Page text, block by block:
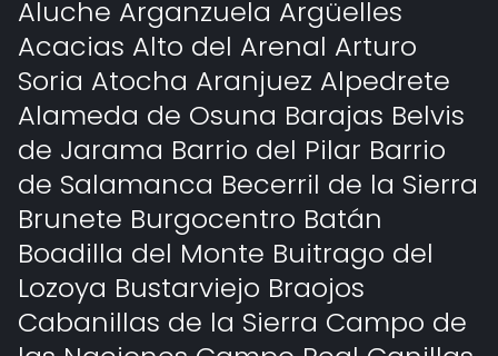
Aluche Arganzuela Argüelles
Acacias Alto del Arenal Arturo
Soria Atocha Aranjuez Alpedrete
Alameda de Osuna Barajas Belvis
de Jarama Barrio del Pilar Barrio
de Salamanca Becerril de la Sierra
Brunete Burgocentro Batán
Boadilla del Monte Buitrago del
Lozoya Bustarviejo Braojos
Cabanillas de la Sierra Campo de